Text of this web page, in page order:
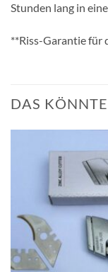
Stunden lang in
**Riss-Garantie für
DAS